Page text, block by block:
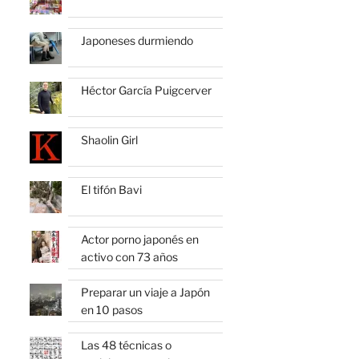
Japoneses durmiendo
Héctor García Puigcerver
Shaolin Girl
El tifón Bavi
Actor porno japonés en
activo con 73 años
Preparar un viaje a Japón
en 10 pasos
Las 48 técnicas o